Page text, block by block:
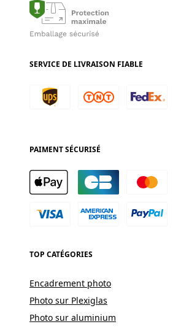
SERVICE DE LIVRAISON FIABLE
PAIMENT SÉCURISÉ
TOP CATÉGORIES
Encadrement photo
Photo sur Plexiglas
Photo sur aluminium